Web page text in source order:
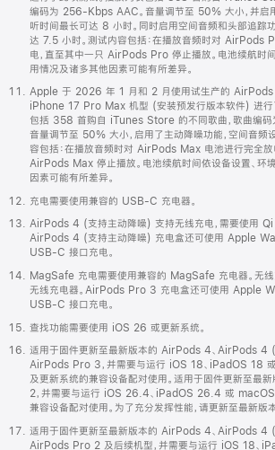
编码为 256-Kbps AAC。音量调节至 50% 大小，并启
听时间最长可达 8 小时。同时启用空间音频和头部追踪
达 7.5 小时。测试内容包括：在播放音频时对 AirPods
电，直至其中一只 AirPods Pro 停止播放。电池续航时间
用情况及诸多其他因素可能有所差异。
Apple 于 2026 年 1 月和 2 月使用试生产的 AirPods
iPhone 17 Pro Max 机型 (安装预发行版本软件) 进行
包括 358 首购自 iTunes Store 的不同歌曲，歌曲编
音量调节至 50% 大小，启用了主动降噪功能，空间音频
容包括：在播放音频时对 AirPods Max 电池进行完全放
AirPods Max 停止播放。电池续航时间依设备设置、环
因素可能有所差异。
充电需要使用兼容的 USB-C 充电器。
AirPods 4 (支持主动降噪) 支持无线充电，需要使用 Qi
AirPods 4 (支持主动降噪) 充电盒还可使用 Apple
USB-C 接口充电。
MagSafe 充电需要使用兼容的 MagSafe 充电器。无
无线充电器。AirPods Pro 3 充电盒还可使用 Apple
USB-C 接口充电。
查找功能需要使用 iOS 26 或更新系统。
适用于固件更新至最新版本的 AirPods 4、AirPods 4
AirPods Pro 3，并需要与运行 iOS 18、iPadOS 18
及更新系统的兼容设备配对使用。适用于固件更新至最
2，并需要与运行 iOS 26.4、iPadOS 26.4 或
兼容设备配对使用。为了充分发挥性能，请更新至最新版
适用于固件更新至最新版本的 AirPods 4、AirPods 4
AirPods Pro 2 及后续机型，并需要与运行 iOS 18、